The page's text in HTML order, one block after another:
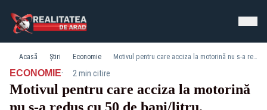
Acasă Știri Economie Motivul pentru care acciza la motorină nu s-a redus cu 50 de bani/litru. Răspunsul Guvernului pentru Realitatea PLUS
ECONOMIE· 2 min citire
Motivul pentru care acciza la motorină